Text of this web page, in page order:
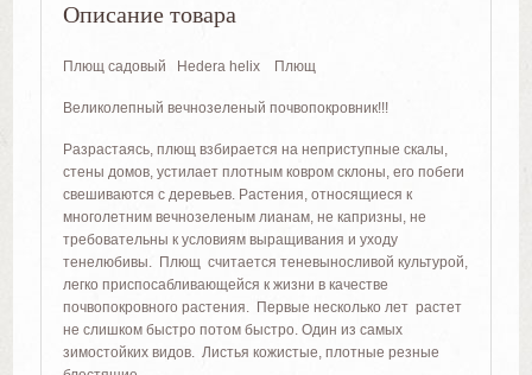
Описание товара
Плющ садовый Hedera helix Плющ
Великолепный вечнозеленый почвопокровник!!!
Разрастаясь, плющ взбирается на неприступные скалы,
стены домов, устилает плотным ковром склоны, его побеги
свешиваются с деревьев. Растения, относящиеся к
многолетним вечнозеленым лианам, не капризны, не
требовательны к условиям выращивания и уходу
тенелюбивы. Плющ считается теневыносливой культурой,
легко приспосабливающейся к жизни в качестве
почвопокровного растения. Первые несколько лет растет
не слишком быстро потом быстро. Один из самых
зимостойких видов. Листья кожистые, плотные резные